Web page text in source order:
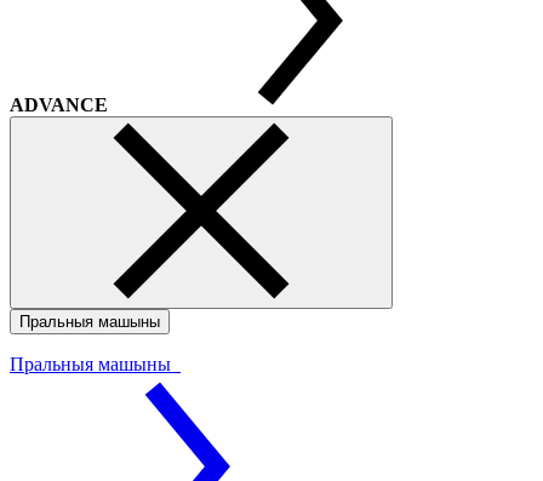
ADVANCE
Пральныя машыны
Пральныя машыны